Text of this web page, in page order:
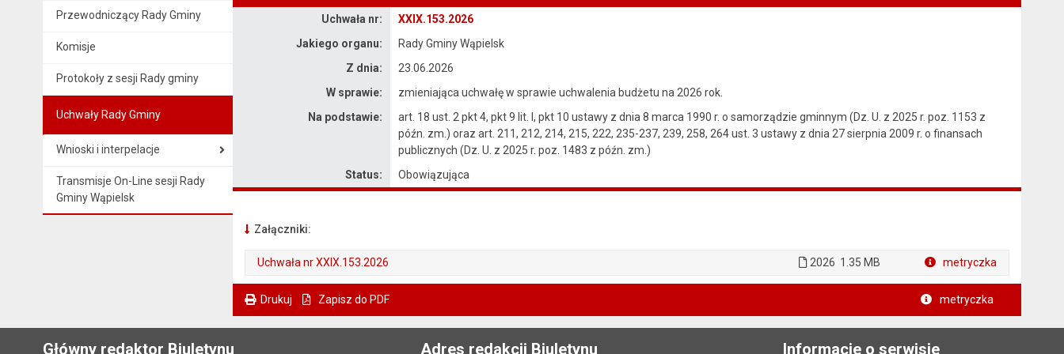
Przewodniczący Rady Gminy
Komisje
Protokoły z sesji Rady gminy
Uchwały Rady Gminy
Wnioski i interpelacje
Transmisje On-Line sesji Rady
Gminy Wąpielsk
Uchwała nr:
XXIX.153.2026
Jakiego organu:
Rady Gminy Wąpielsk
Z dnia:
23.06.2026
W sprawie:
zmieniająca uchwałę w sprawie uchwalenia budżetu na 2026 rok.
Na podstawie:
art. 18 ust. 2 pkt 4, pkt 9 lit. I, pkt 10 ustawy z dnia 8 marca 1990 r. o samorządzie gminnym (Dz. U. z 2025 r. poz. 1153 z
późn. zm.) oraz art. 211, 212, 214, 215, 222, 235-237, 239, 258, 264 ust. 3 ustawy z dnia 27 sierpnia 2009 r. o finansach
publicznych (Dz. U. z 2025 r. poz. 1483 z późn. zm.)
Status:
Obowiązująca
Załączniki:
Uchwała nr XXIX.153.2026 2026 1.35 MB metryczka
Drukuj Zapisz do PDF metryczka
Główny redaktor Biuletynu Adres redakcji Biuletynu Informacje o serwisie